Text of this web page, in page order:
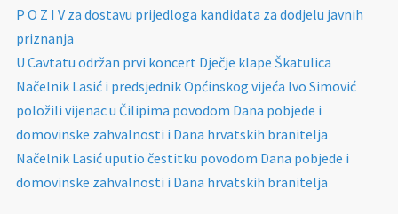
P O Z I V za dostavu prijedloga kandidata za dodjelu javnih
priznanja
U Cavtatu održan prvi koncert Dječje klape Škatulica
Načelnik Lasić i predsjednik Općinskog vijeća Ivo Simović
položili vijenac u Čilipima povodom Dana pobjede i
domovinske zahvalnosti i Dana hrvatskih branitelja
Načelnik Lasić uputio čestitku povodom Dana pobjede i
domovinske zahvalnosti i Dana hrvatskih branitelja